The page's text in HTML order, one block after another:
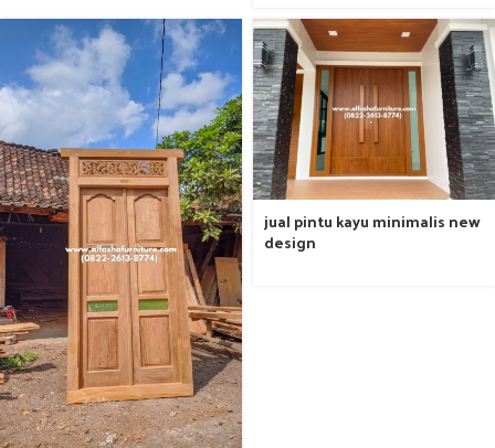
jual pintu kayu minimalis new
design